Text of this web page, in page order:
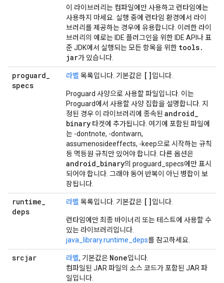
이 라이브러리는 컴파일에만 사용하고 런타임에는
사용하지 마세요. 실행 중에 런타임 환경에서 라이
브러리를 제공하는 경우에 유용합니다. 이러한 라이
브러리의 예로는 IDE 플러그인을 위한 IDE API나 표
준 JDK에서 실행되는 모든 항목을 위한 tools.
jar가 있습니다.
proguard_
specs
라벨 목록입니다. 기본값은 []입니다.
Proguard 사양으로 사용할 파일입니다. 이는
Proguard에서 사용할 사양 집합을 설명합니다. 지
정된 경우 이 라이브러리에 종속된 android_
binary 타겟에 추가됩니다. 여기에 포함된 파일에
는 -dontnote, -dontwarn,
assumenosideeffects, -keep으로 시작하는 규칙
등 멱등원 규칙만 있어야 합니다. 다른 옵션은
android_binary의 proguard_specs에만 표시
되어야 합니다. 그래야 동어 반복이 아닌 병합이 보
장됩니다.
runtime_
deps
라벨 목록입니다. 기본값은 []입니다.
런타임에만 최종 바이너리 또는 테스트에 사용할 수
있는 라이브러리입니다.
java_library.runtime_deps를 참고하세요.
srcjar 라벨, 기본값은 None입니다.
컴파일된 JAR 파일의 소스 코드가 포함된 JAR 파
일입니다.